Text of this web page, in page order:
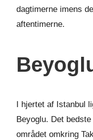
dagtimerne imens
aftentimerne.
I hjertet af Istanbul
Beyoglu. Det
området omkring